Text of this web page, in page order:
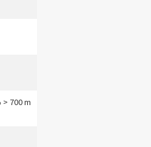
> 700 m